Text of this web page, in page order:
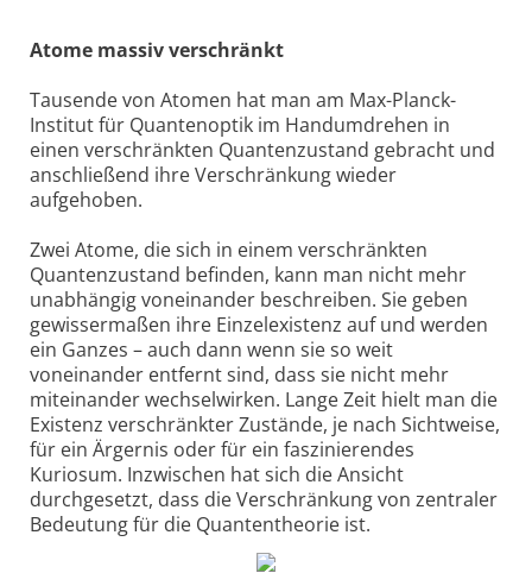
Atome massiv verschränkt
Tausende von Atomen hat man am Max-Planck-
Institut für Quantenoptik im Handumdrehen in
einen verschränkten Quantenzustand gebracht und
anschließend ihre Verschränkung wieder
aufgehoben.
Zwei Atome, die sich in einem verschränkten
Quantenzustand befinden, kann man nicht mehr
unabhängig voneinander beschreiben. Sie geben
gewissermaßen ihre Einzelexistenz auf und werden
ein Ganzes – auch dann wenn sie so weit
voneinander entfernt sind, dass sie nicht mehr
miteinander wechselwirken. Lange Zeit hielt man die
Existenz verschränkter Zustände, je nach Sichtweise,
für ein Ärgernis oder für ein faszinierendes
Kuriosum. Inzwischen hat sich die Ansicht
durchgesetzt, dass die Verschränkung von zentraler
Bedeutung für die Quantentheorie ist.